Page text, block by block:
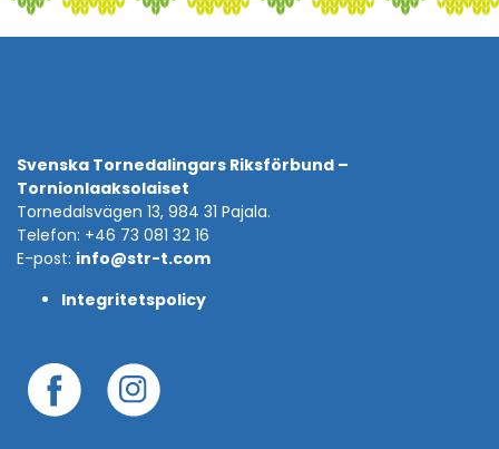
Svenska Tornedalingars Riksförbund –
Tornionlaaksolaiset
Tornedalsvägen 13, 984 31 Pajala.
Telefon: +46 73 081 32 16
E-post: info@str-t.com
Integritetspolicy